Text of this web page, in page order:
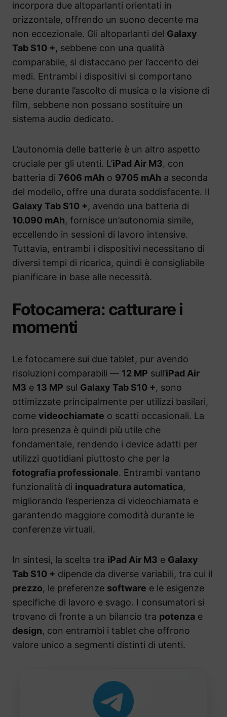
incorpora due altoparlanti orientati in
orizzontale, offrendo un suono decente ma
non eccezionale. Gli altoparlanti del Galaxy
Tab S10 +, sebbene con una qualità
comparabile, si distaccano per l’accento dei
medi. Entrambi i dispositivi si comportano
bene durante l’ascolto di musica o la visione di
film, sebbene non possano sostituire un
sistema audio dedicato.
L’autonomia delle batterie è un altro aspetto
cruciale per gli utenti. L’iPad Air M3, con
batteria di 7606 mAh o 9705 mAh a seconda
del modello, offre una durata soddisfacente. Il
Galaxy Tab S10 +, avendo una batteria di
10.090 mAh, fornisce un’autonomia simile,
eccellendo in sessioni di lavoro intensive.
Tuttavia, entrambi i dispositivi necessitano di
diversi tempi di ricarica, quindi è consigliabile
pianificare in base alle necessità.
Fotocamera: catturare i
momenti
Le fotocamere sui due tablet, pur avendo
risoluzioni comparabili — 12 MP sull’iPad Air
M3 e 13 MP sul Galaxy Tab S10 +, sono
ottimizzate principalmente per utilizzi basilari,
come videochiamate o scatti occasionali. La
loro presenza è quindi più utile che
fondamentale, rendendo i device adatti per
utilizzi quotidiani piuttosto che per la
fotografia professionale. Entrambi vantano
funzionalità di inquadratura automatica,
migliorando l’esperienza di videochiamata e
garantendo maggiore comodità durante le
conferenze virtuali.
In sintesi, la scelta tra iPad Air M3 e Galaxy
Tab S10 + dipende da diverse variabili, tra cui il
prezzo, le preferenze software e le esigenze
specifiche di lavoro e svago. I consumatori si
trovano di fronte a un bilancio tra potenza e
design, con entrambi i tablet che offrono
valore unico a segmenti distinti di utenti.